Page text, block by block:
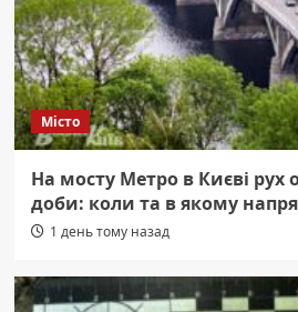
Місто
На мосту Метро в Києві
доби: коли та в якому
1 день тому назад